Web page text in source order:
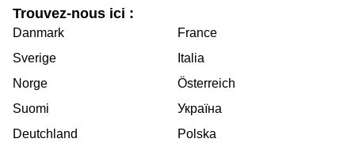
Trouvez-nous ici :
Danmark
Sverige
Norge
Suomi
Deutchland
France
Italia
Österreich
Україна
Polska